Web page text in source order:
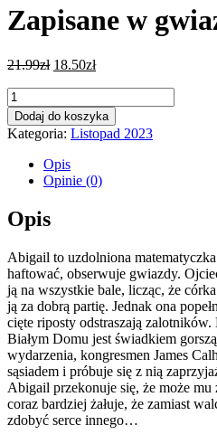
Zapisane w
21.99zł 18.50zł
ilość
Zapisane
w
gwiazdach
Dodaj do koszyka
Kategoria: Listopad 2023
Opis
Opinie (0)
Opis
Abigail to uzdolniona
haftować, obserwuje gwiazdy.
ją na wszystkie bale, licząc, że
ją za dobrą partię. Jednak ona
cięte riposty odstraszają
Białym Domu jest świadkiem
wydarzenia, kongresmen James
sąsiadem i próbuje się z nią
Abigail przekonuje się, że może mu
coraz bardziej żałuje, że zamiast
zdobyć serce innego…